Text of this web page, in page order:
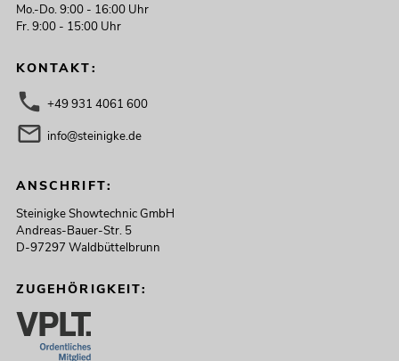
Mo.-Do. 9:00 - 16:00 Uhr
Fr. 9:00 - 15:00 Uhr
KONTAKT:
+49 931 4061 600
info@steinigke.de
ANSCHRIFT:
Steinigke Showtechnic GmbH
Andreas-Bauer-Str. 5
D-97297 Waldbüttelbrunn
ZUGEHÖRIGKEIT: